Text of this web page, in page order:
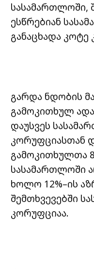
სასამართლოში,
ესწრებიან
განაცხადა
გარდა ნდობის
გამოკითხულ
დაუსვეს
კორუფციასთან
გამოკითხულთა
სასამართლოში
ხოლო 12%–ის
შემთხვევებში
კორუფციაა.